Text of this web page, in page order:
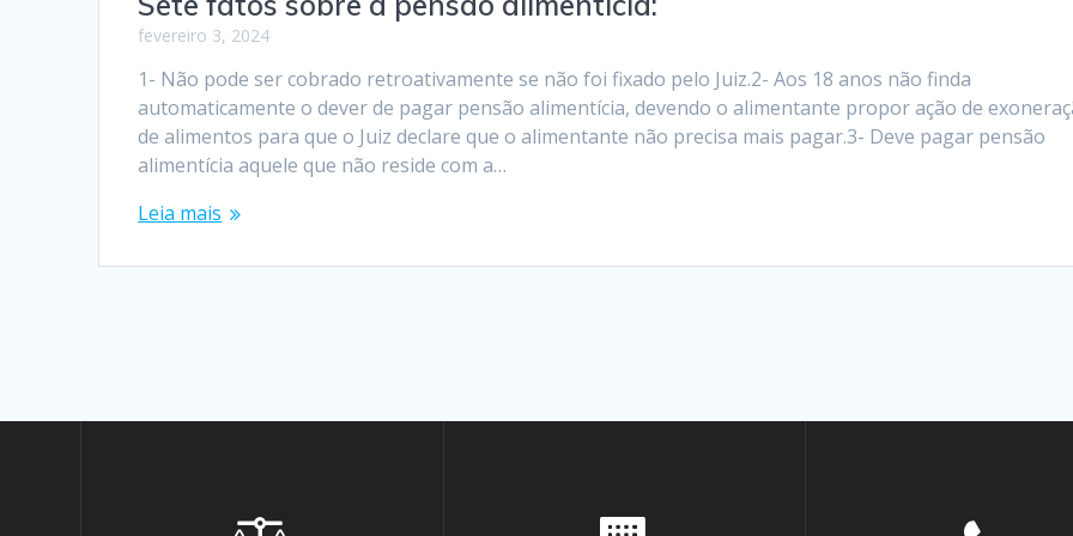
fevereiro 3, 2024
1- Não pode ser cobrado retroativamente se não foi fixado pelo Juiz.2- Aos 18 anos não finda
automaticamente o dever de pagar pensão alimentícia, devendo o alimentante propor ação de
de alimentos para que o Juiz declare que o alimentante não precisa mais pagar.3- Deve pagar pensão
alimentícia aquele que não reside com a…
Leia mais